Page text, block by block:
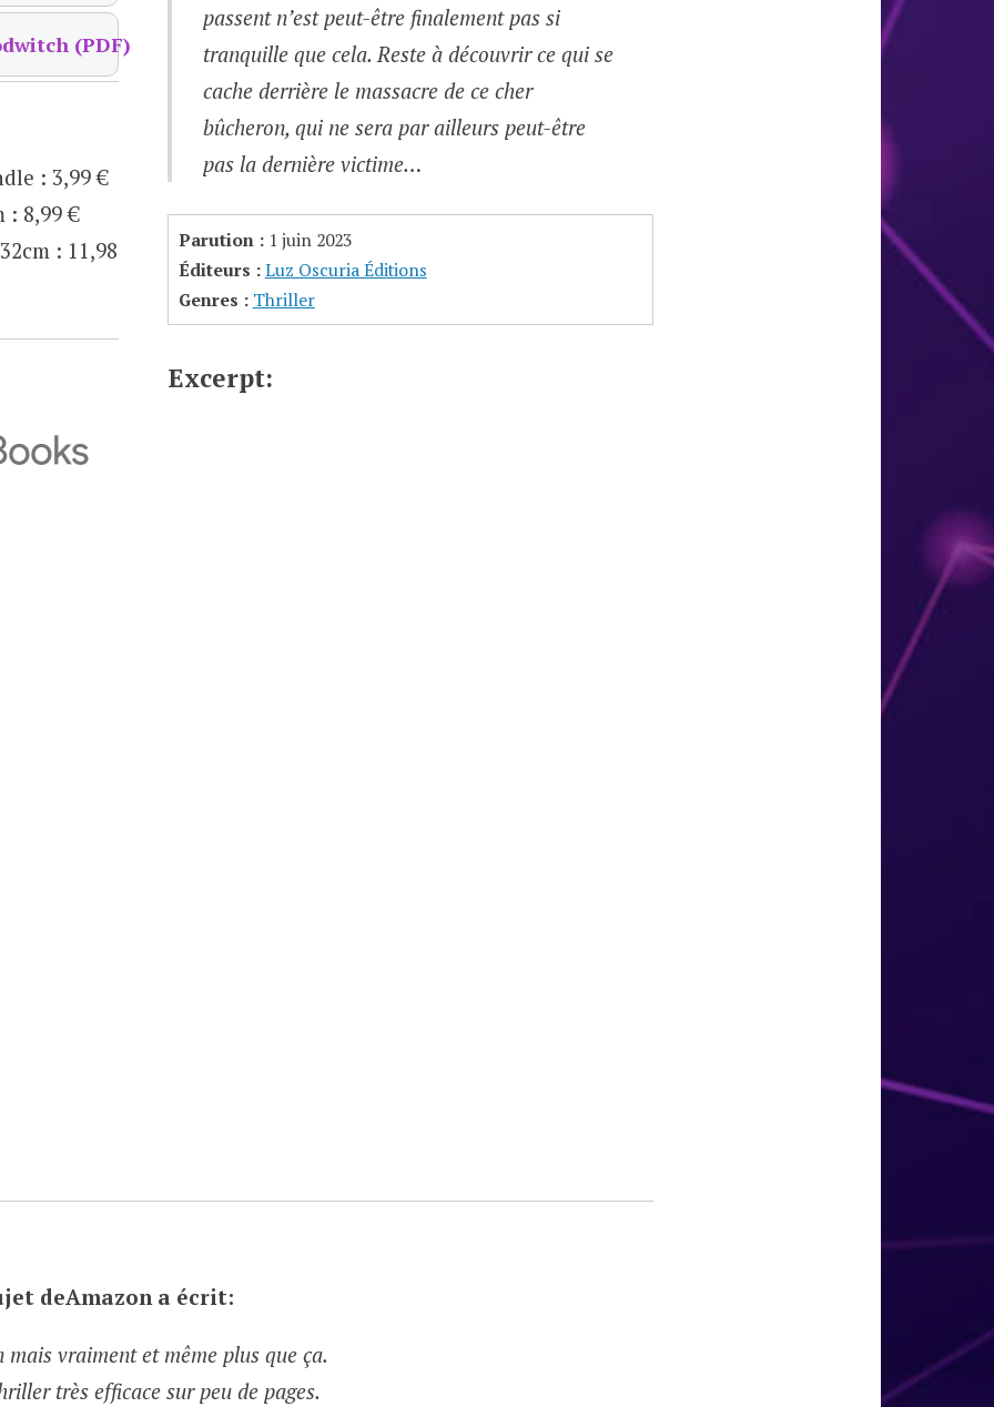
(PDF)
: 3,99 €
: 8,99 €
: 11,98
passent n’est peut-être finalement pas si
tranquille que cela. Reste à découvrir ce qui se
cache derrière le massacre de ce cher
bûcheron, qui ne sera par ailleurs peut-être
pas la dernière victime…
Parution : 1 juin 2023
Éditeurs : Luz Oscuria Éditions
Genres : Thriller
Excerpt:
deAmazona écrit:
mais vraiment et même plus que ça.
très efficace sur peu de pages.